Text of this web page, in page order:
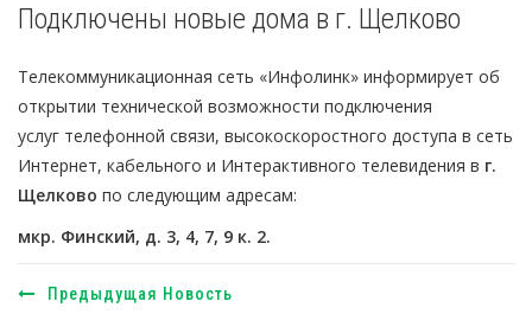
Подключены новые дома в г. Щелково
Телекоммуникационная сеть «Инфолинк» информирует об
открытии технической возможности подключения
услуг телефонной связи, высокоскоростного доступа в сеть
Интернет, кабельного и Интерактивного телевидения в г.
Щелково по следующим адресам:
мкр. Финский, д. 3, 4, 7, 9 к. 2.
Предыдущая Новость